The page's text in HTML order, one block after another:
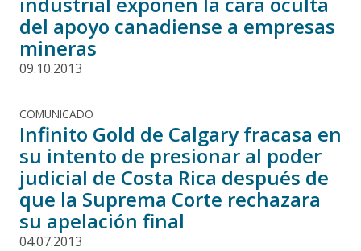
del apoyo canadiense a empresas
mineras
09.10.2013
COMUNICADO
Infinito Gold de Calgary fracasa en
su intento de presionar al poder
judicial de Costa Rica después de
que la Suprema Corte rechazara
su apelación final
04.07.2013